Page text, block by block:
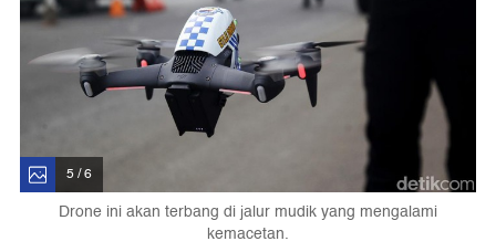
5 / 6
Drone ini akan terbang di jalur mudik yang mengalami
kemacetan.